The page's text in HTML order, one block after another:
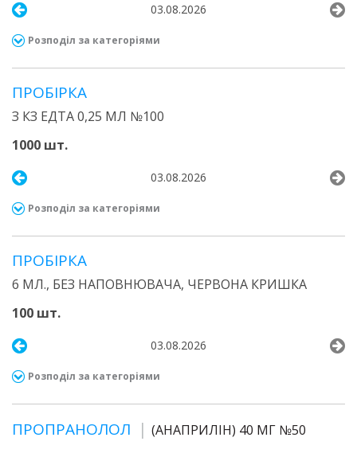
03.08.2026
Розподіл за категоріями
ПРОБІРКА
З КЗ ЕДТА 0,25 МЛ №100
1000 шт.
03.08.2026
Розподіл за категоріями
ПРОБІРКА
6 МЛ., БЕЗ НАПОВНЮВАЧА, ЧЕРВОНА КРИШКА
100 шт.
03.08.2026
Розподіл за категоріями
ПРОПРАНОЛОЛ (АНАПРИЛІН) 40 МГ №50